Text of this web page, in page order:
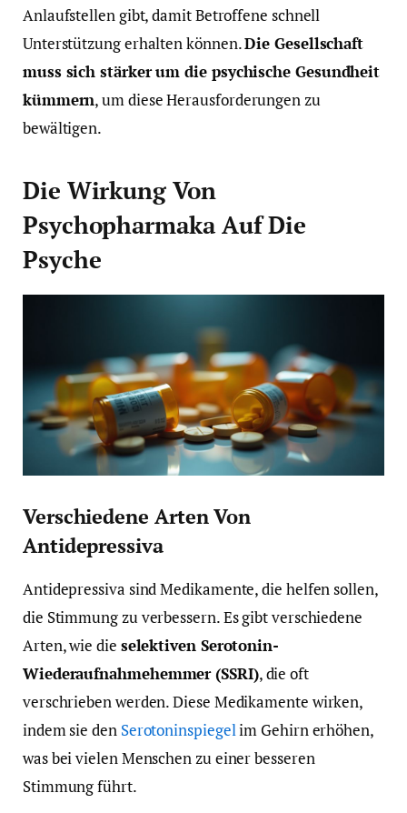
Anlaufstellen gibt, damit Betroffene schnell
Unterstützung erhalten können.Die Gesellschaft
muss sich stärker um die psychische Gesundheit
kümmern, um diese Herausforderungen zu
bewältigen.
Die Wirkung Von
Psychopharmaka Auf Die
Psyche
Verschiedene Arten Von
Antidepressiva
Antidepressiva sind Medikamente, die helfen sollen,
die Stimmung zu verbessern. Es gibt verschiedene
Arten, wie die selektiven Serotonin-
Wiederaufnahmehemmer (SSRI), die oft
verschrieben werden. Diese Medikamente wirken,
indem sie den Serotoninspiegelim Gehirn erhöhen,
was bei vielen Menschen zu einer besseren
Stimmung führt.